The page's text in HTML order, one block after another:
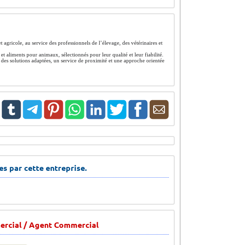
au service des professionnels de l’élevage, des vétérinaires et
aliments pour animaux, sélectionnés pour leur qualité et leur fiabilité.
solutions adaptées, un service de proximité et une approche orientée
par cette entreprise.
/ Agent Commercial